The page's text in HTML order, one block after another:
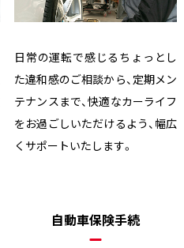
日常の運転で感じるちょっとし
た違和感のご相談から、定期メン
テナンスまで、快適なカーライフ
をお過ごしいただけるよう、幅広
くサポートいたします。
自動車保険手続